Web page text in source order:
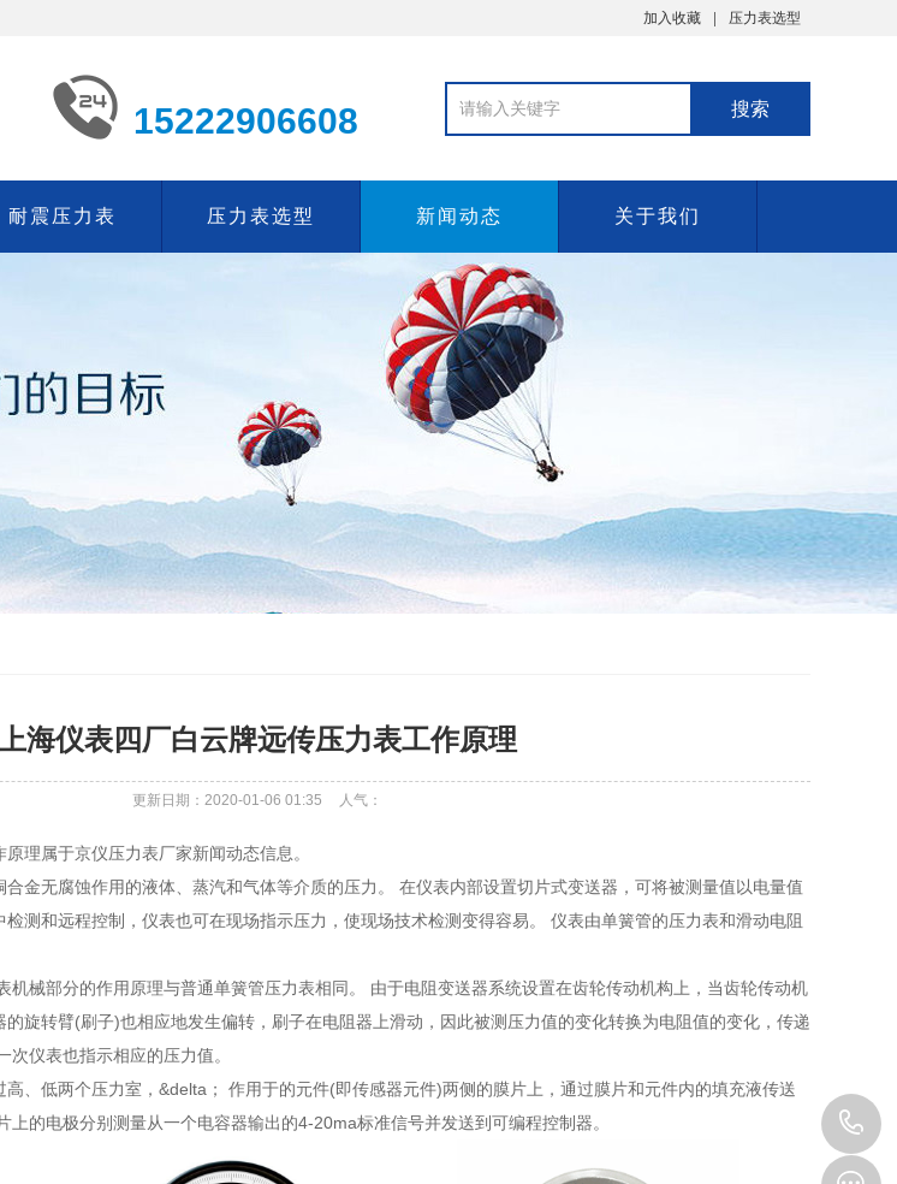
加入收藏 压力表选型
15222906608
耐震压力表 压力表选型 新闻动态 关于我们
海仪表四厂白云牌远传压力表工作原理
更新日期：2020-01-06 01:35 人气：
理属于京仪压力表厂家新闻动态信息。
金无腐蚀作用的液体、蒸汽和气体等介质的压力。 在仪表内部设置切片式变送器，可将被测量值以电量值
测和远程控制，仪表也可在现场指示压力，使现场技术检测变得容易。 仪表由单簧管的压力表和滑动电阻
机械部分的作用原理与普通单簧管压力表相同。 由于电阻变送器系统设置在齿轮传动机构上，当齿轮传动机
旋转臂(刷子)也相应地发生偏转，刷子在电阻器上滑动，因此被测压力值的变化转换为电阻值的变化，传递
仪表也指示相应的压力值。
、低两个压力室，&delta； 作用于的元件(即传感器元件)两侧的膜片上，通过膜片和元件内的填充液传送
的电极分别测量从一个电容器输出的4-20ma标准信号并发送到可编程控制器。